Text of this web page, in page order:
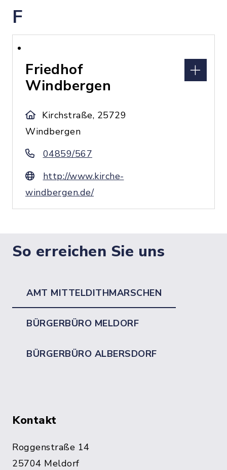
F
Friedhof
Windbergen
Kirchstraße, 25729
Windbergen
04859/567
http://www.kirche-
windbergen.de/
So erreichen Sie uns
AMT MITTELDITHMARSCHEN
BÜRGERBÜRO MELDORF
BÜRGERBÜRO ALBERSDORF
Kontakt
Roggenstraße 14
25704 Meldorf